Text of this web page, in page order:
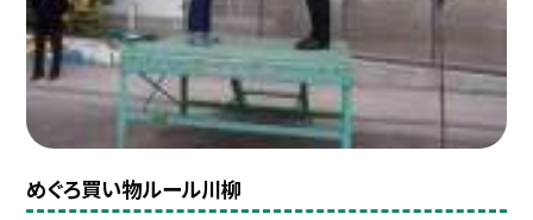
めぐろ買い物ルール川柳